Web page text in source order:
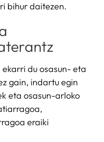
bihur daitezen.
du osasun- eta
gain, indartu egin
eta osasun-arloko
eraiki